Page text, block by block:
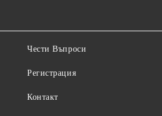
Чести Въпроси
Регистрация
Контакт